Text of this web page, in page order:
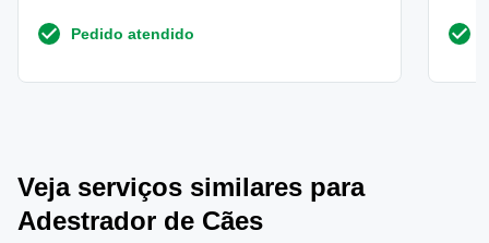
Pedido atendido
Veja serviços similares para
Adestrador de Cães